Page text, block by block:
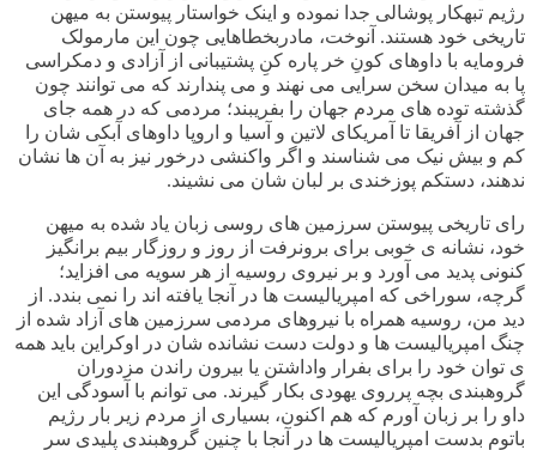
رژیم تبهکار پوشالی جدا نموده و اینک خواستار پیوستن به میهن
تاریخی خود هستند. آنوخت، مادربخطاهایی چون این مارمولک
فرومایه با داوهای کونِ خر پاره کنِ پشتیبانی از آزادی و دمکراسی
پا به میدان سخن سرایی می نهند و می پندارند که می توانند چون
گذشته توده های مردم جهان را بفریبند؛ مردمی که در همه جای
جهان از آفریقا تا آمریکای لاتین و آسیا و اروپا داوهای آبکی شان را
کم و بیش نیک می شناسند و اگر واکنشی درخور نیز به آن ها نشان
ندهند، دستکم پوزخندی بر لبان شان می نشیند.
رای تاریخی پیوستن سرزمین های روسی زبان یاد شده به میهن
خود، نشانه ی خوبی برای برونرفت از روز و روزگار بیم برانگیز
کنونی پدید می آورد و بر نیروی روسیه از هر سویه می افزاید؛
گرچه، سوراخی که امپریالیست ها در آنجا یافته اند را نمی بندد. از
دید من، روسیه همراه با نیروهای مردمی سرزمین های آزاد شده از
چنگ امپریالیست ها و دولت دست نشانده شان در اوکراین باید همه
ی توان خود را برای بفرار واداشتن یا بیرون راندن مزدوران
گروهبندی بچه پرروی یهودی بکار گیرند. می توانم با آسودگی این
داو را بر زبان آورم که هم اکنون، بسیاری از مردم زیر بار رژیم
باتوم بدست امپریالیست ها در آنجا با چنین گروهبندی پلیدی سر